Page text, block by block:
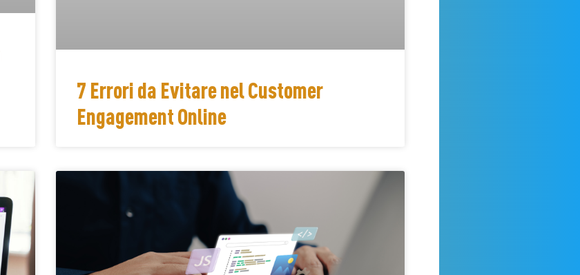
7 Errori da Evitare nel Customer
Engagement Online